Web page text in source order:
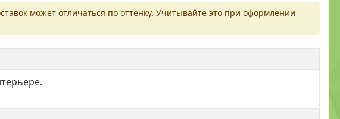
может отличаться по оттенку. Учитывайте это при оформлении